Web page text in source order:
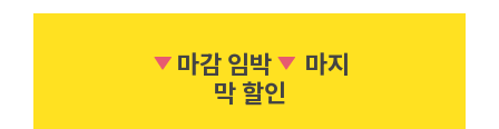
마감 임박
마지
막 할인